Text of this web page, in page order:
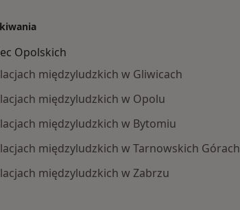
Opolskich
międzyludzkich w Gliwicach
międzyludzkich w Opolu
międzyludzkich w Bytomiu
międzyludzkich w Tarnowskich Górach
międzyludzkich w Zabrzu